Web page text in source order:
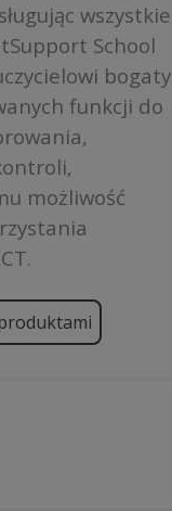
wszystkie
School
bogaty
funkcji do
możliwość